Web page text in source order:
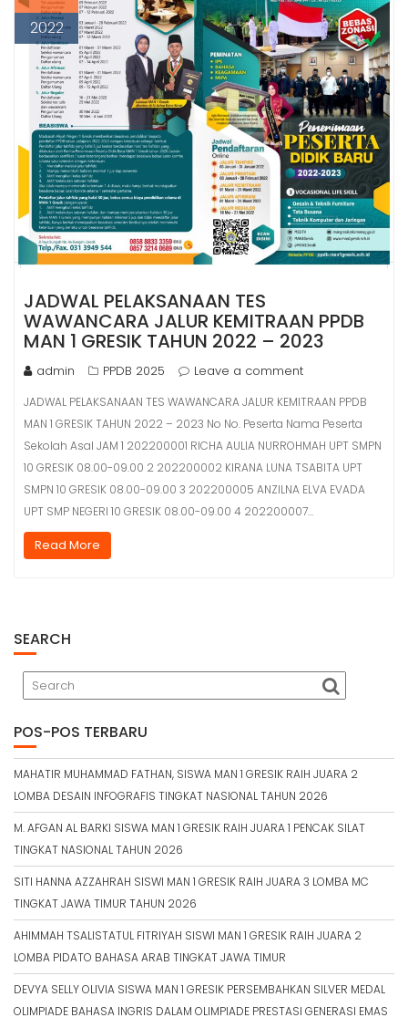
2022
JADWAL PELAKSANAAN TES
WAWANCARA JALUR KEMITRAAN PPDB
MAN 1 GRESIK TAHUN 2022 – 2023
admin PPDB 2025 Leave a comment
JADWAL PELAKSANAAN TES WAWANCARA JALUR KEMITRAAN PPDB
MAN 1 GRESIK TAHUN 2022 – 2023 No No. Peserta Nama Peserta
Sekolah Asal JAM 1 202200001 RICHA AULIA NURROHMAH UPT SMPN
10 GRESIK 08.00-09.00 2 202200002 KIRANA LUNA TSABITA UPT
SMPN 10 GRESIK 08.00-09.00 3 202200005 ANZILNA ELVA EVADA
UPT SMP NEGERI 10 GRESIK 08.00-09.00 4 202200007…
Read More
SEARCH
POS-POS TERBARU
MAHATIR MUHAMMAD FATHAN, SISWA MAN 1 GRESIK RAIH JUARA 2
LOMBA DESAIN INFOGRAFIS TINGKAT NASIONAL TAHUN 2026
M. AFGAN AL BARKI SISWA MAN 1 GRESIK RAIH JUARA 1 PENCAK SILAT
TINGKAT NASIONAL TAHUN 2026
SITI HANNA AZZAHRAH SISWI MAN 1 GRESIK RAIH JUARA 3 LOMBA MC
TINGKAT JAWA TIMUR TAHUN 2026
AHIMMAH TSALISTATUL FITRIYAH SISWI MAN 1 GRESIK RAIH JUARA 2
LOMBA PIDATO BAHASA ARAB TINGKAT JAWA TIMUR
DEVYA SELLY OLIVIA SISWA MAN 1 GRESIK PERSEMBAHKAN SILVER MEDAL
OLIMPIADE BAHASA INGRIS DALAM OLIMPIADE PRESTASI GENERASI EMAS